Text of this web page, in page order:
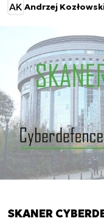
AK Andrzej
SKANER